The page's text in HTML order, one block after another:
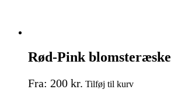
Rød-Pink blomsteræske
Fra: 200 kr. Tilføj til kurvDette